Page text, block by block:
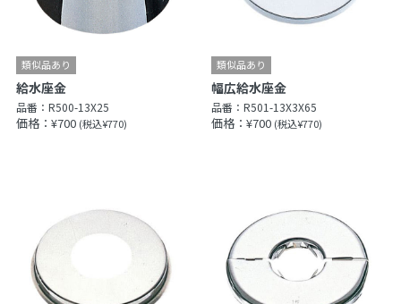
給水座金
品番： R500-13X25
価格：¥700 (税込¥770)
幅広給水座金
品番：R501-13X3X65
価格：¥700 (税込¥770)